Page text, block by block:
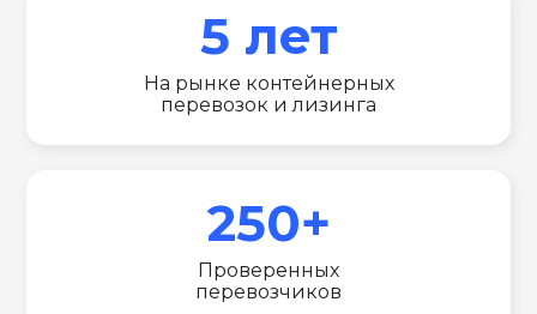
5 лет
На рынке контейнерных
перевозок и лизинга
250+
Проверенных
перевозчиков